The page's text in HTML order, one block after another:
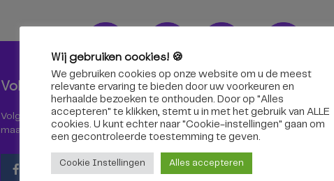
Volg ons!
Volg Omroep Tilburg niet alleen hier,
maar ook via social media!
Radio & TV
Kijk tv
Radio
TV-gids
Wij gebruiken cookies! 🍪
We gebruiken cookies op onze website om u de meest
relevante ervaring te bieden door uw voorkeuren en
herhaalde bezoeken te onthouden. Door op "Alles
accepteren" te klikken, stemt u in met het gebruik van ALLE
cookies. U kunt echter naar "Cookie-instellingen" gaan om
een ​​gecontroleerde toestemming te geven.
Cookie Instellingen Alles accepteren